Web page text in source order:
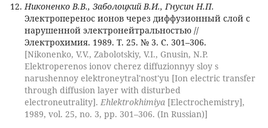
Никоненко В.В., Заболоцкий В.И., Гнусин Н.П.
Электроперенос ионов через диффузионный слой с
нарушенной электронейтральностью //
Электрохимия. 1989. Т. 25. № 3. С. 301–306.
[Nikonenko, V.V., Zabolotskiy, V.I., Gnusin, N.P.
Elektroperenos ionov cherez diffuzionnyy sloy s
narushennoy elektroneytral'nost'yu [Ion electric transfer
through diffusion layer with disturbed
electroneutrality]. Ehlektrokhimiya[Electrochemistry],
1989, vol. 25, no. 3, pp. 301–306. (In Russian)]